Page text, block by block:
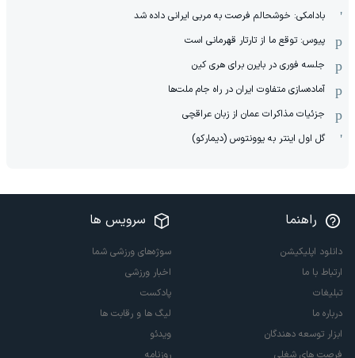
بادامکی: خوشحالم فرصت به مربی ایرانی داده شد
پیوس: توقع ما از تارتار قهرمانی است
جلسه فوری در بایرن برای هری کین
آماده‌سازی متفاوت ایران در راه جام ملت‌ها
جزئیات مذاکرات عمان از زبان عراقچی
گل اول اینتر به یوونتوس (دیمارکو)
راهنما
دانلود اپلیکیشن
ارتباط با ما
تبلیغات
درباره ما
ابزار توسعه دهندگان
فرصت های شغلی
سرویس ها
سوژه‌های ورزشی شما
اخبار ورزشی
پادکست
لیگ ها و رقابت ها
ویدئو
روزنامه